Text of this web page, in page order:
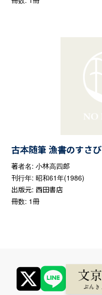
古本随筆 漁書のすさび
著者名: 小林高四郎
刊行年: 昭和61年(1986)
出版元: 西田書店
冊数: 1冊